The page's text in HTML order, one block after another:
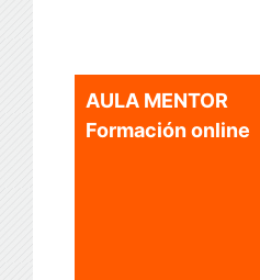
AULA MENTOR
Formación online